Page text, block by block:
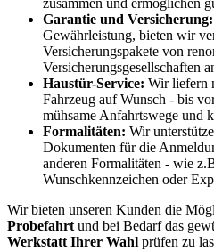
zusammen und ermöglichen
Garantie und Versicherung:
Gewährleistung, bieten wir
Versicherungspakete von
Versicherungsgesellschaften
Haustür-Service: Wir liefern
Fahrzeug auf Wunsch - bis
mühsame Anfahrtswege und
Formalitäten: Wir
Dokumenten für die
anderen Formalitäten - wie
Wunschkennzeichen oder
Wir bieten unseren Kunden die
Probefahrt und bei Bedarf das
Werkstatt Ihrer Wahl prüfen zu